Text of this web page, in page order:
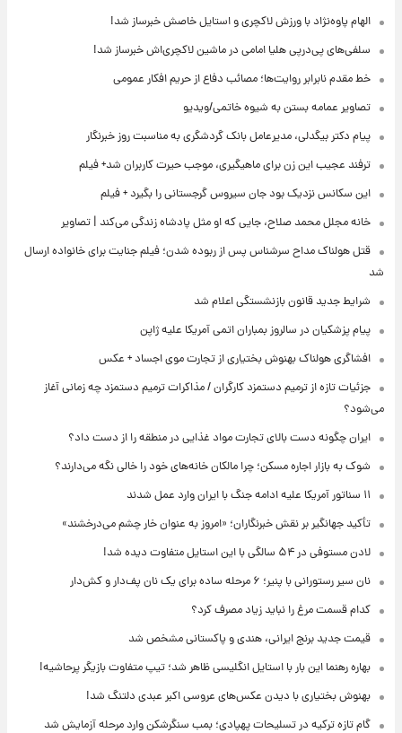
پاوه‌نژاد با ورزش لاکچری و استایل خاصش خبرساز شد!
پی‌درپی هلیا امامی در ماشین لاکچری‌اش خبرساز شد!
نابرابر روایت‌ها؛ مصائب دفاع از حریم افکار عمومی
عمامه بستن به شیوه خاتمی/ویدیو
دکتر بیگدلی، مدیرعامل بانک گردشگری به مناسبت روز خبرنگار
عجیب این زن برای ماهیگیری، موجب حیرت کاربران شد+ فیلم
سکانس نزدیک بود جان سیروس گرجستانی را بگیرد + فیلم
مجلل محمد صلاح، جایی که او مثل پادشاه زندگی می‌کند | تصاویر
هولناک مداح سرشناس پس از ربوده شدن؛ فیلم جنایت برای خانواده ارسال
جدید قانون بازنشستگی اعلام شد
پزشکیان در سالروز بمباران اتمی آمریکا علیه ژاپن
هولناک بهنوش بختیاری از تجارت موی اجساد + عکس
تازه از ترمیم دستمزد کارگران / مذاکرات ترمیم دستمزد چه زمانی آغاز
چگونه دست بالای تجارت مواد غذایی در منطقه را از دست داد؟
به بازار اجاره مسکن؛ چرا مالکان خانه‌های خود را خالی نگه می‌دارند؟
جهانگیر بر نقش خبرنگاران؛ «امروز به عنوان خار چشم می‌درخشند»
در ۵۴ سالگی با این استایل متفاوت دیده شد!
با پنیر؛ ۶ مرحله ساده برای یک نان پف‌دار و کش‌دار
قسمت مرغ را نباید زیاد مصرف کرد؟
جدید برنج ایرانی، هندی و پاکستانی مشخص شد
رهنما این بار با استایل انگلیسی ظاهر شد؛ تیپ متفاوت بازیگر پرحاشیه!
بختیاری با دیدن عکس‌های عروسی اکبر عبدی دلتنگ شد!
تازه ترکیه در تسلیحات پهپادی؛ بمب سنگرشکن وارد مرحله آزمایش شد